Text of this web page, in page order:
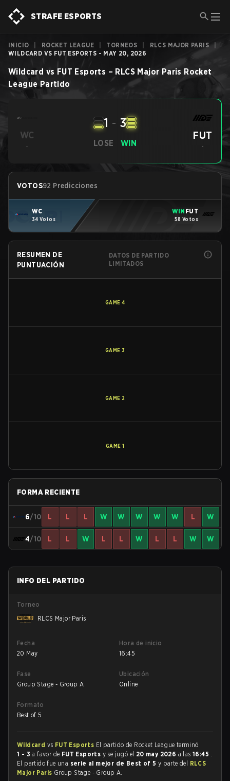
STRAFE ESPORTS
INICIO ROCKET LEAGUE TORNEOS RLCS MAJOR PARIS
WILDCARD VS FUT ESPORTS - MAY 20, 2026
Wildcard vs FUT Esports – RLCS Major Paris Rocket
League Partido
WC
- LOSE
1 - 3
WIN
FUT
-
VOTOS92 Predicciones
WC
34 Votos
WIN FUT
58 Votos
RESUMEN DE
PUNTUACIÓN
DATOS DE PARTIDO
LIMITADOS
GAME 4
GAME 3
GAME 2
GAME 1
FORMA RECIENTE
6/10 L L L W W W W W L W
4/10 L L W L L W L L W W
INFO DEL PARTIDO
Torneo
RLCS Major Paris
Fecha
20 May
Hora de inicio
16:45
Fase
Group Stage - Group A
Ubicación
Online
Formato
Best of 5
Wildcard vs FUT Esports El partido de Rocket League terminó
1 - 3 a favor de FUT Esports y se jugó el 20 may 2026 a las16:45 .
El partido fue una serie al mejor de Best of 5 y parte del RLCS
Major Paris Group Stage - Group A.